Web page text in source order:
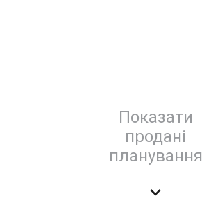
Показати
продані
планування
